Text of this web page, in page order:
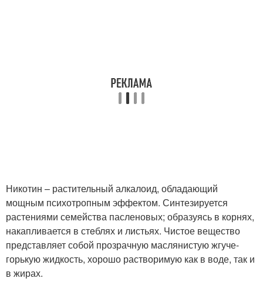
Никотин – растительный алкалоид, обладающий
мощным психотропным эффектом. Синтезируется
растениями семейства пасленовых; образуясь в корнях,
накапливается в стeблях и листьях. Чистое вещество
представляет собой прозрачную маслянистую жгуче-
горькую жидкость, хорошо растворимую как в воде, так и
в жирах.